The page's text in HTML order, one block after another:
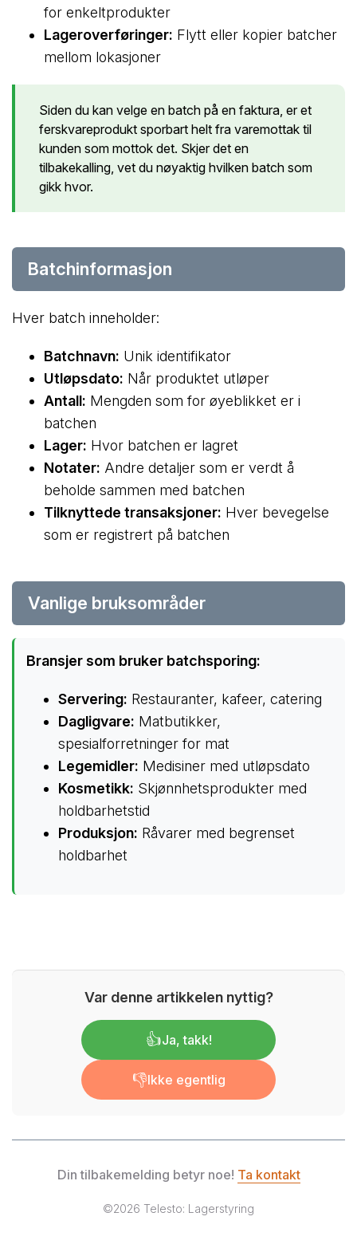
for enkeltprodukter
Lageroverføringer: Flytt eller kopier batcher
mellom lokasjoner
Siden du kan velge en batch på en faktura, er et
ferskvareprodukt sporbart helt fra varemottak til
kunden som mottok det. Skjer det en
tilbakekalling, vet du nøyaktig hvilken batch som
gikk hvor.
Batchinformasjon
Hver batch inneholder:
Batchnavn: Unik identifikator
Utløpsdato: Når produktet utløper
Antall: Mengden som for øyeblikket er i
batchen
Lager: Hvor batchen er lagret
Notater: Andre detaljer som er verdt å
beholde sammen med batchen
Tilknyttede transaksjoner: Hver bevegelse
som er registrert på batchen
Vanlige bruksområder
Bransjer som bruker batchsporing:
Servering: Restauranter, kafeer, catering
Dagligvare: Matbutikker,
spesialforretninger for mat
Legemidler: Medisiner med utløpsdato
Kosmetikk: Skjønnhetsprodukter med
holdbarhetstid
Produksjon: Råvarer med begrenset
holdbarhet
Var denne artikkelen nyttig?
👍Ja, takk!
👎Ikke egentlig
Din tilbakemelding betyr noe! Ta kontakt
©2026 Telesto: Lagerstyring